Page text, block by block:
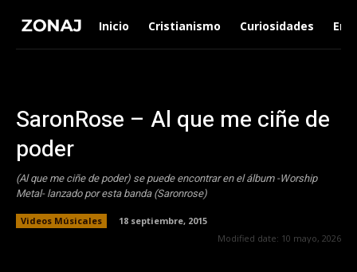
Inicio Cristianismo Curiosidades
SaronRose – Al que me ciñe de
poder
(Al que me ciñe de poder) se puede encontrar en el álbum -Worship
Metal- lanzado por esta banda (Saronrose)
Videos Músicales
18 septiembre, 2015
Modified date: 10 mayo, 2026